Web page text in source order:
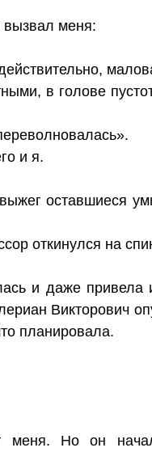
вызвал меня:
в голове
и я.
оставшиеся
откинулся на
и даже привела
Викторович
планировала.
меня. Но он